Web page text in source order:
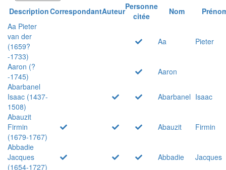
DescriptionCorrespondantAuteurPersonne
citée
Nom
Aa Pieter
van der
(1659?
-1733)
Aa Pieter
Aaron (?
-1745)
Aaron
Abarbanel
Isaac (1437-
1508)
Abarbanel Isaac
Abauzit
Firmin
(1679-1767)
Abauzit
Firmin
Abbadie
Jacques
(1654-1727)
Abbadie
Jacques